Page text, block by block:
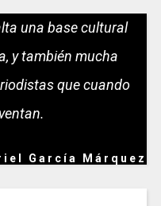
una base cultural
y también mucha
que cuando
García Márquez